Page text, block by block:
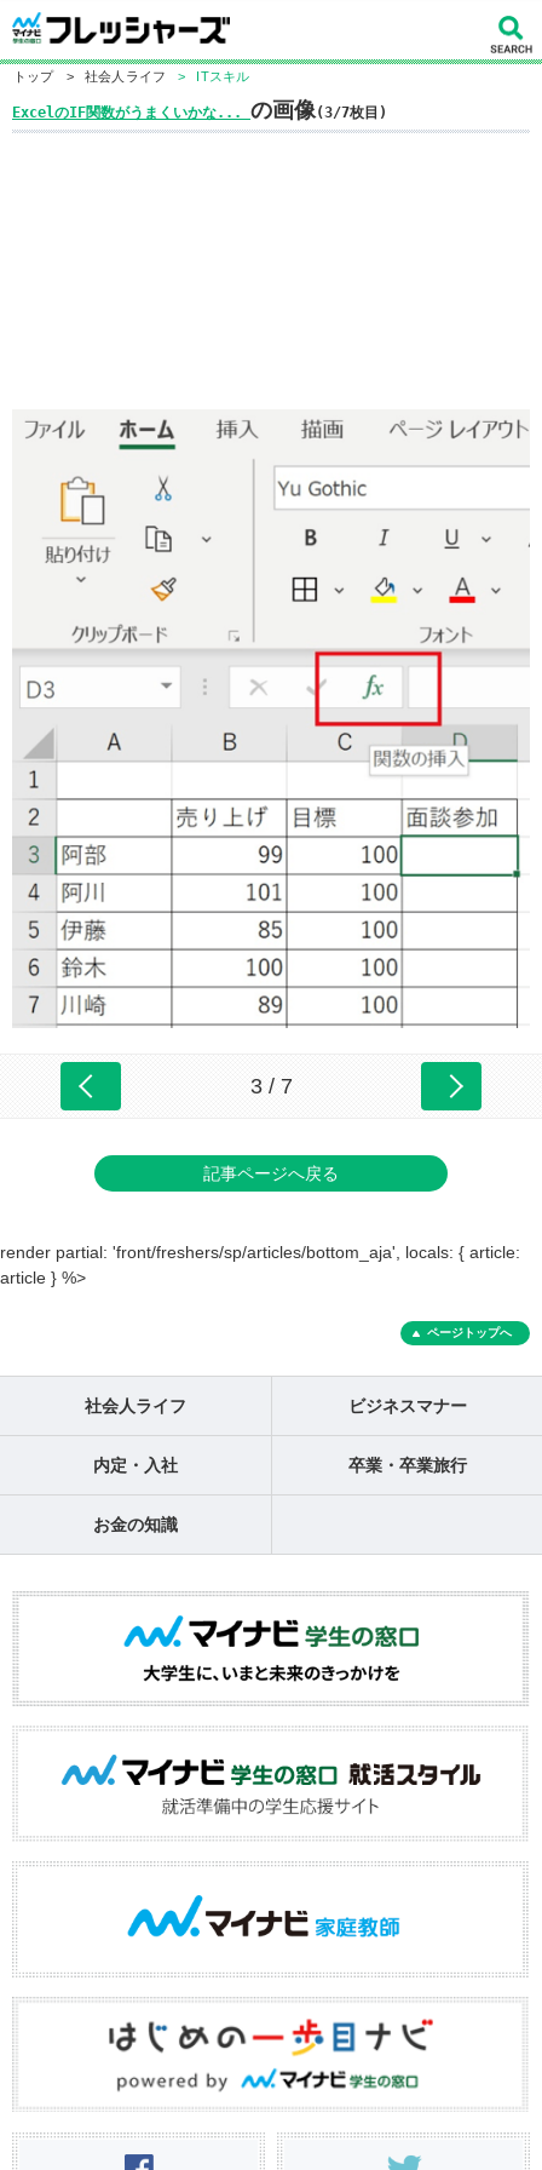
トップ > 社会人ライフ > ITスキル
ExcelのIF関数がうまくいかな... の画像(3/7枚目)
3 / 7
記事ページへ戻る
render partial: 'front/freshers/sp/articles/bottom_aja', locals: { article:
article } %>
ページトップへ
社会人ライフ ビジネスマナー
内定・入社 卒業・卒業旅行
お金の知識